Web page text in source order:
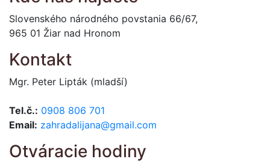
Slovenského národného povstania 66/67,
965 01 Žiar nad Hronom
Kontakt
Mgr. Peter Lipták (mladší)
Tel.č.: 0908 806 701
Email: zahradalijana@gmail.com
Otváracie hodiny